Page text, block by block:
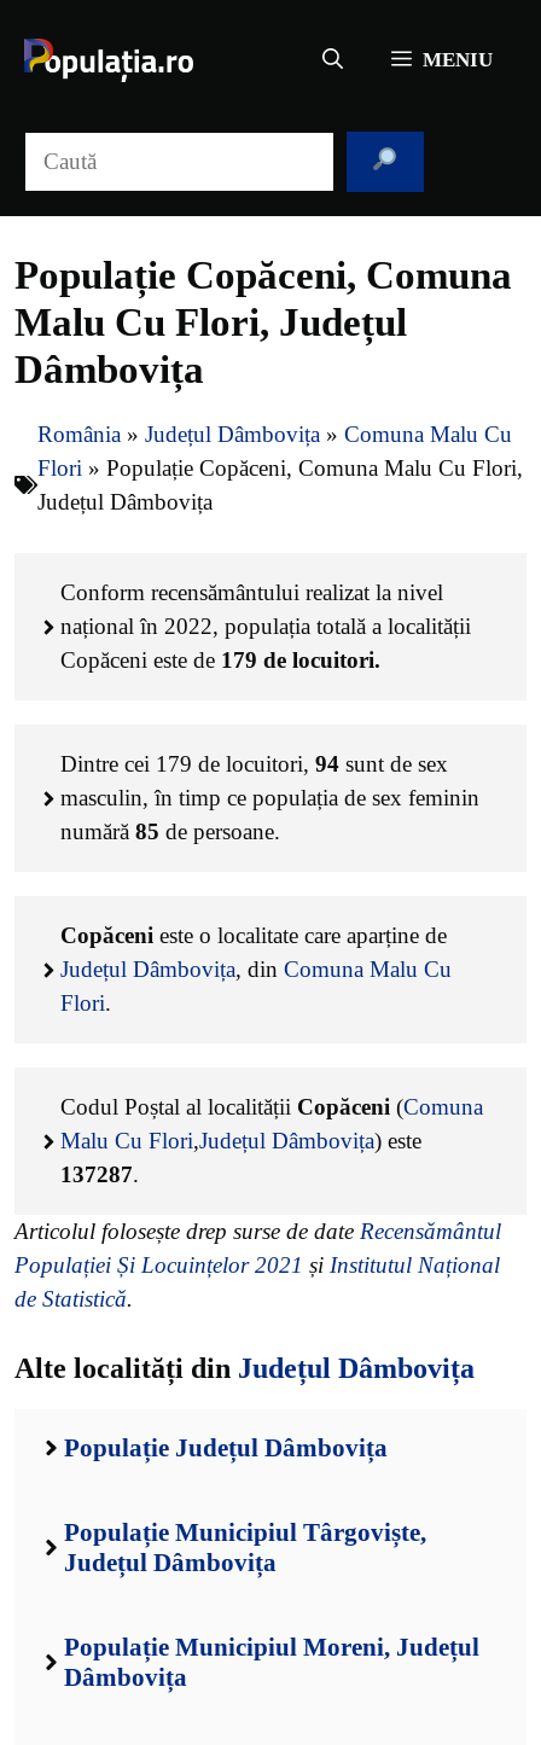
conținut
MENIU
Populație Copăceni, Comuna
Malu Cu Flori, Județul
Dâmbovița
România » Județul Dâmbovița » Comuna Malu Cu
Flori » Populație Copăceni, Comuna Malu Cu Flori,
Județul Dâmbovița
Conform recensământului realizat la nivel
național în 2022, populația totală a localității
Copăceni este de 179 de locuitori.
Dintre cei 179 de locuitori, 94 sunt de sex
masculin, în timp ce populația de sex feminin
numără 85 de persoane.
Copăceni este o localitate care aparține de
Județul Dâmbovița, din Comuna Malu Cu
Flori.
Codul Poștal al localității Copăceni (Comuna
Malu Cu Flori,Județul Dâmbovița) este
137287.
Articolul folosește drep surse de date Recensământul
Populației Și Locuințelor 2021 și Institutul Național
de Statistică.
Alte localități din Județul Dâmbovița
Populație Județul Dâmbovița
Populație Municipiul Târgoviște,
Județul Dâmbovița
Populație Municipiul Moreni, Județul
Dâmbovița